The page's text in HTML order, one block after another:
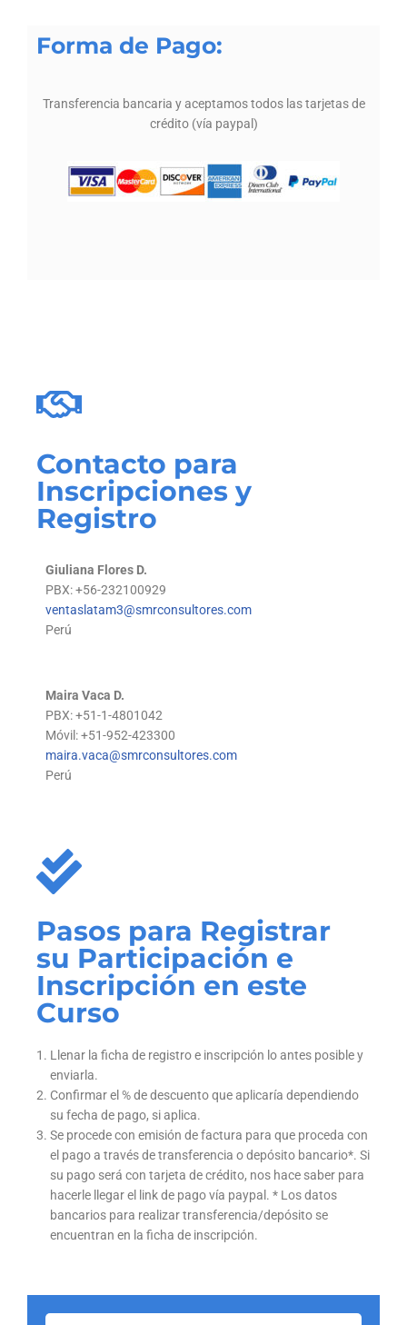
Forma de Pago:
Transferencia bancaria y aceptamos todos las tarjetas de
crédito (vía paypal)
Contacto para
Inscripciones y
Registro
Giuliana Flores D.
PBX: +56-232100929
ventaslatam3@smrconsultores.com
Perú
Maira Vaca D.
PBX: +51-1-4801042
Móvil: +51-952-423300
maira.vaca@smrconsultores.com
Perú
Pasos para Registrar
su Participación e
Inscripción en este
Curso
Llenar la ficha de registro e inscripción lo antes posible y
enviarla.
Confirmar el % de descuento que aplicaría dependiendo
su fecha de pago, si aplica.
Se procede con emisión de factura para que proceda con
el pago a través de transferencia o depósito bancario*. Si
su pago será con tarjeta de crédito, nos hace saber para
hacerle llegar el link de pago vía paypal. * Los datos
bancarios para realizar transferencia/depósito se
encuentran en la ficha de inscripción.